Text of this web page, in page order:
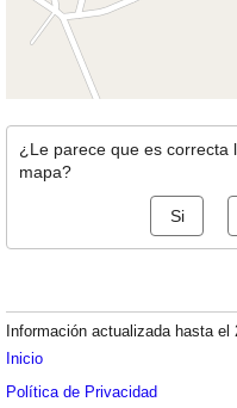
¿Le parece que es correcta
mapa?
Si
Información actualizada hasta el
Inicio
Política de Privacidad